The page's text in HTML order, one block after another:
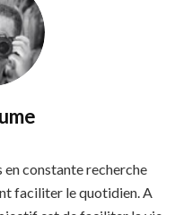
en constante recherche
faciliter le quotidien. A